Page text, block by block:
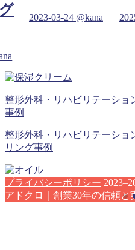
2023-03-24 @kana
整形外科・リハビリテーショ
事例
整形外科・リハビリテーショ
リング事例
プライバシーポリシー
アドクロ｜創業30年の信頼と